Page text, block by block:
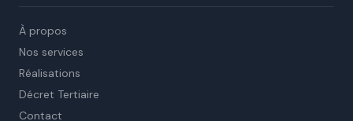
À propos
Nos services
Réalisations
Décret Tertiaire
Contact